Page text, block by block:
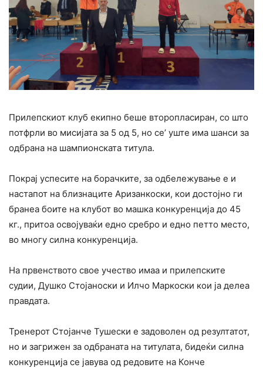
Прилепскиот клуб екипно беше второпласиран, со што
потфрли во мисијата за 5 од 5, но се’ уште има шанси за
одбрана на шампионската титула.
Покрај успесите на борачките, за одбележување е и
настапот на близнаците Аризанкоски, кои достојно ги
бранеа боите на клубот во машка конкуренција до 45
кг., притоа освојуваќи едно сребро и едно петто место,
во многу силна конкуренција.
На првенството свое учество имаа и прилепските
судии, Душко Стојаноски и Илчо Маркоски кои ја делеа
правдата.
Тренерот Стојанче Тушески е задоволен од резултатот,
но и загрижен за одбраната на титулата, бидеќи силна
конкуренција се јавува од редовите на Конче